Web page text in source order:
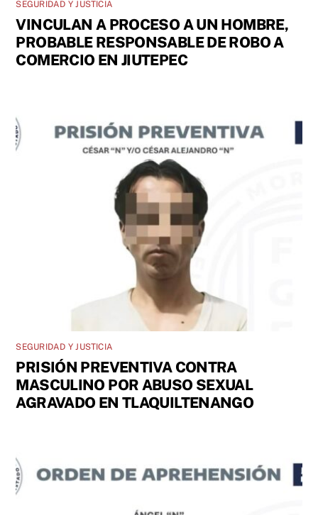
SEGURIDAD Y JUSTICIA
VINCULAN A PROCESO A UN HOMBRE,
PROBABLE RESPONSABLE DE ROBO A
COMERCIO EN JIUTEPEC
SEGURIDAD Y JUSTICIA
PRISIÓN PREVENTIVA CONTRA
MASCULINO POR ABUSO SEXUAL
AGRAVADO EN TLAQUILTENANGO